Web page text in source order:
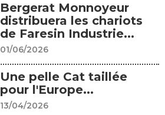
Bergerat Monnoyeur
distribuera les chariots
de Faresin Industrie...
01/06/2026
Une pelle Cat taillée
pour l'Europe...
13/04/2026